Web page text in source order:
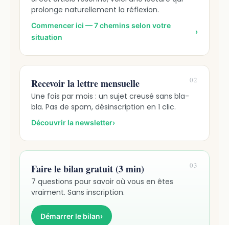
prolonge naturellement la réflexion.
Commencer ici — 7 chemins selon votre
situation
›
02
Recevoir la lettre mensuelle
Une fois par mois : un sujet creusé sans bla-
bla. Pas de spam, désinscription en 1 clic.
Découvrir la newsletter›
03
Faire le bilan gratuit (3 min)
7 questions pour savoir où vous en êtes
vraiment. Sans inscription.
Démarrer le bilan›